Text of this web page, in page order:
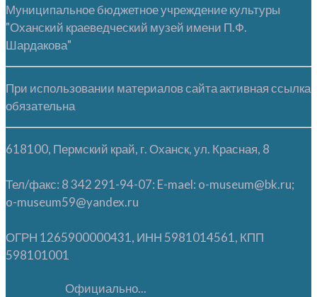
Муниципальное бюджетное учреждение культуры
"Оханский краеведческий музей имени П.Ф.
Шардакова"
При использовании материалов сайта активная ссылка
обязательна
618100, Пермский край, г. Оханск, ул. Красная, 8
Тел/факс: 8 342 291-94-07: E-mael: o-museum@bk.ru;
o-museum59@yandex.ru
ОГРН 1265900000431, ИНН 5981014561, КПП
598101001
Официально...